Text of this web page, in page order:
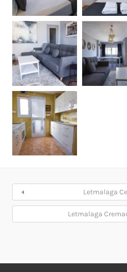
Letmalaga
Letmalaga